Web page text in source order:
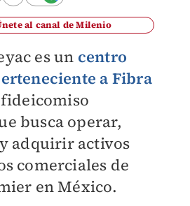
al canal de Milenio
es un centro
a Fibra
busca operar,
adquirir activos
comerciales de
en México.